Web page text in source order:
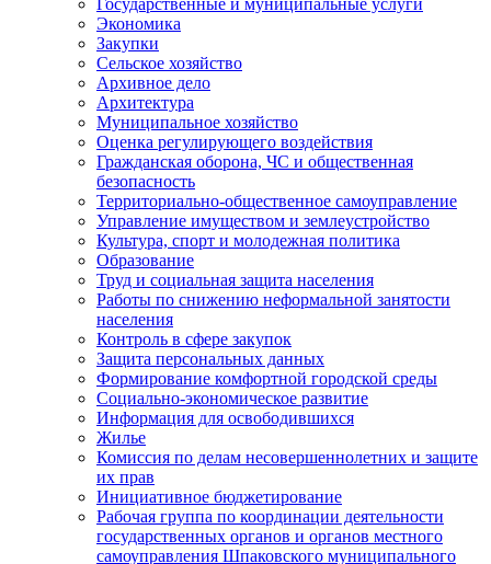
Государственные и муниципальные услуги
Экономика
Закупки
Сельское хозяйство
Архивное дело
Архитектура
Муниципальное хозяйство
Оценка регулирующего воздействия
Гражданская оборона, ЧС и общественная
безопасность
Территориально-общественное самоуправление
Управление имуществом и землеустройство
Культура, спорт и молодежная политика
Образование
Труд и социальная защита населения
Работы по снижению неформальной занятости
населения
Контроль в сфере закупок
Защита персональных данных
Формирование комфортной городской среды
Социально-экономическое развитие
Информация для освободившихся
Жилье
Комиссия по делам несовершеннолетних и защите
их прав
Инициативное бюджетирование
Рабочая группа по координации деятельности
государственных органов и органов местного
самоуправления Шпаковского муниципального